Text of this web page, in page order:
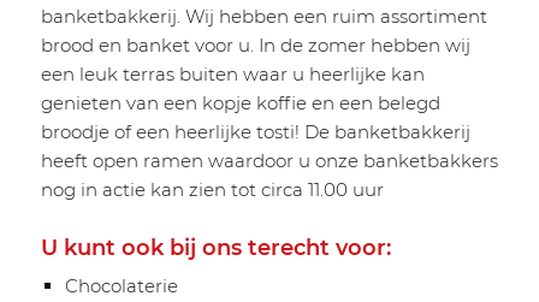
banketbakkerij. Wij hebben een ruim assortiment
brood en banket voor u. In de zomer hebben wij
een leuk terras buiten waar u heerlijke kan
genieten van een kopje koffie en een belegd
broodje of een heerlijke tosti! De banketbakkerij
heeft open ramen waardoor u onze banketbakkers
nog in actie kan zien tot circa 11.00 uur
U kunt ook bij ons terecht voor:
Chocolaterie